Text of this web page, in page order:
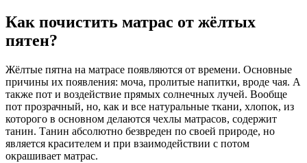
Как почистить матрас от жёлтых
пятен?
Жёлтые пятна на матрасе появляются от времени. Основные
причины их появления: моча, пролитые напитки, вроде чая. А
также пот и воздействие прямых солнечных лучей. Вообще
пот прозрачный, но, как и все натуральные ткани, хлопок, из
которого в основном делаются чехлы матрасов, содержит
танин. Танин абсолютно безвреден по своей природе, но
является красителем и при взаимодействии с потом
окрашивает матрас.